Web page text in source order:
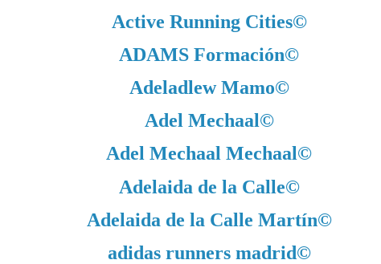
Active Running Cities©
ADAMS Formación©
Adeladlew Mamo©
Adel Mechaal ©
Adel Mechaal Mechaal©
Adelaida de la Calle©
Adelaida de la Calle Martín©
adidas runners madrid©